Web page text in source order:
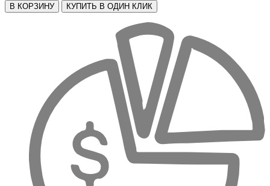
В КОРЗИНУ КУПИТЬ В ОДИН КЛИК